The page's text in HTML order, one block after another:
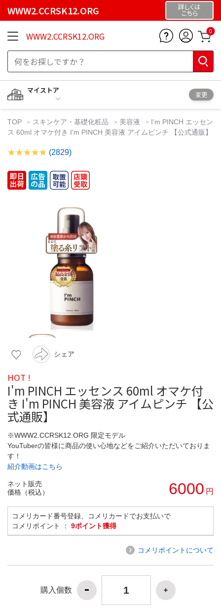
WWW2.CCRSK12.ORG 詳しくは
こちら
WWW2.CCRSK12.ORG 0
マイストア
変更
TOP スキンケア・基礎化粧品 美容液
I'm PINCH エッセン
ス 60ml オマケ付き I'm PINCH 美容液 アイムピンチ 【公式通販】
(2829)
シェア
HOT !
I'm PINCH エッセンス 60ml オマケ付
き I'm PINCH 美容液 アイムピンチ 【公
式通販】
※WWW2.CCRSK12.ORG 限定モデル
YouTuberの皆様に商品の使い心地などをご紹介いただいておりま
す！
紹介動画はこちら
ネット販売
価格（税込）
6000 円
コメリカード番号登録、コメリカードでお支払いで
コメリポイント ： 9ポイント獲得
コメリポイントについて
購入個数